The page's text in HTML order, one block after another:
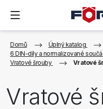
Domů
Úplný katalog
6 DIN-díly a normalizované
Vratové šrouby
Vratové
Vratové